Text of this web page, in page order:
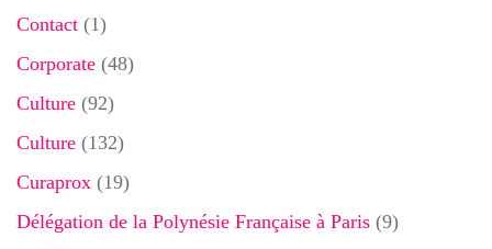
Contact (1)
Corporate (48)
Culture (92)
Culture (132)
Curaprox (19)
Délégation de la Polynésie Française à Paris (9)